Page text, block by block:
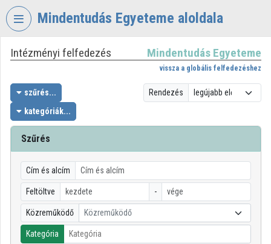
Fejléc kihagyása
Mindentudás Egyeteme aloldala
VIDEOTORIUM
MINDENTUDÁS
EGYETEME
Intézményi kezdőlap
Bejelentkezés
Intézményi felfedezés
Kategóriák
Intézményi listák
Intézményi felfedezés Mindentudás Egyeteme
vissza a globális felfedezéshez
szűrés...
kategóriák...
Rendezés
Szűrés
Cím és alcím
Feltöltve -
Közreműködő Közreműködő
Kategória